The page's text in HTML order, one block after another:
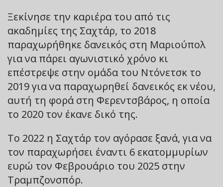
Ξεκίνησε την καριέρα του από τις
ακαδημίες της Σαχτάρ, το 2018
παραχωρήθηκε δανεικός στη Μαριούπολ
για να πάρει αγωνιστικό χρόνο κι
επέστρεψε στην ομάδα του Ντόνετσκ το
2019 για να παραχωρηθεί δανεικός εκ νέου,
αυτή τη φορά στη Φερεντσβάρος, η οποία
το 2020 τον έκανε δικό της.
Το 2022 η Σαχτάρ τον αγόρασε ξανά, για να
τον παραχωρήσει έναντι 6 εκατομμυρίων
ευρώ τον Φεβρουάριο του 2025 στην
Τραμπζονσπόρ.